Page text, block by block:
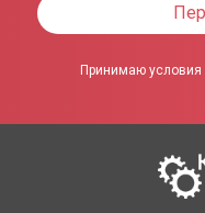
Принимаю условия